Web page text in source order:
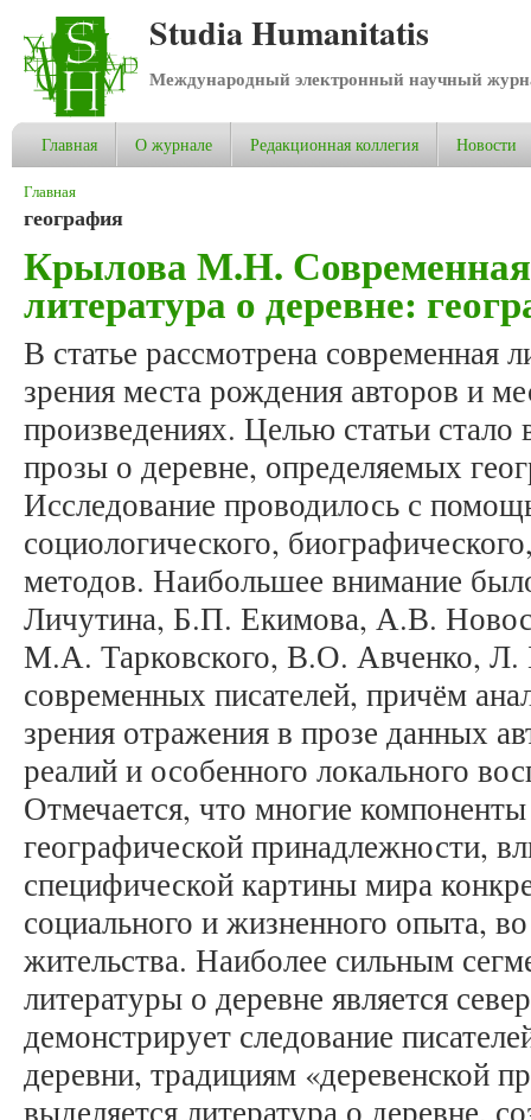
Studia Humanitatis
Международный электронный научный
Главная О журнале Редакционная коллегия Новости
Вы здесь
Главная
география
Крылова М.Н. Современная
литература о деревне:
В статье рассмотрена современная
зрения места рождения авторов и
произведениях. Целью статьи
прозы о деревне, определяемых
Исследование проводилось с
социологического,
методов. Наибольшее внимание
Личутина, Б.П. Екимова, А.В.
М.А. Тарковского, В.О. Авченко, Л.
современных писателей, причём
зрения отражения в прозе данных
реалий и особенного локального
Отмечается, что многие компоненты
географической принадлежности,
специфической картины мира
социального и жизненного опыта,
жительства. Наиболее сильным
литературы о деревне является
демонстрирует следование
деревни, традициям «деревенской